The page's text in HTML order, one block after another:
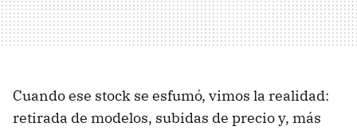
Cuando ese stock se esfumó, vimos la realidad:
retirada de modelos, subidas de precio y, más